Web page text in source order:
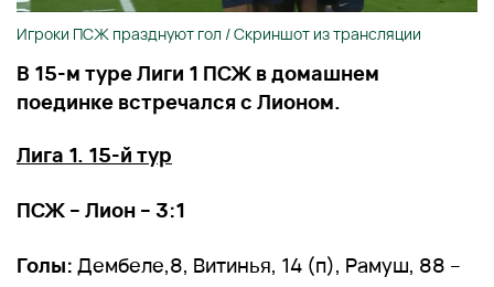
Игроки ПСЖ празднуют гол / Скриншот из трансляции
В 15-м туре Лиги 1 ПСЖ в домашнем
поединке встречался с Лионом.
Лига 1. 15-й тур
ПСЖ – Лион – 3:1
Голы: Дембеле,8, Витинья, 14 (п), Рамуш, 88 –